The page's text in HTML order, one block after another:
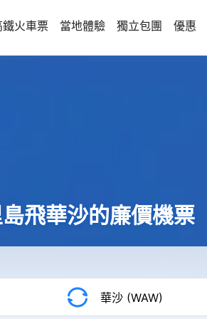
鐵火車票 當地體驗 獨立包團 優惠
飛華沙的廉價機票